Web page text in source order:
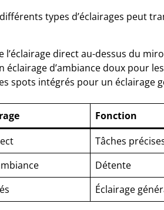
types d’éclairages peut
l’éclairage direct au-dessus du
éclairage d’ambiance doux pour
spots intégrés pour un éclairage
Fonction
Tâches
Détente
Éclairage